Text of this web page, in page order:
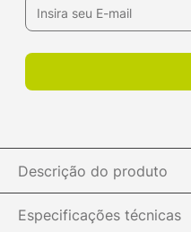
Descrição do produto
Especificações técnicas